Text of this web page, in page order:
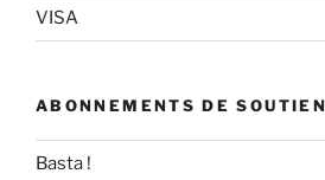
VISA
ABONNEMENTS DE SOUTIEN
Basta !